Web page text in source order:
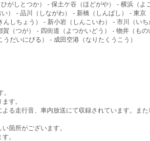
がしとつか） - 保土ケ谷（ほどがや） - 横浜（よ
） - 品川（しながわ） - 新橋（しんばし） - 東京
しちょう） - 新小岩（しんこいわ） - 市川（い
（つが） - 四街道（よつかいどう） - 物井（もの
だいにびる） - 成田空港（なりたくうこう）
す。
る走行音、車内放送にて収録されています。ま
箇所がございます。
。